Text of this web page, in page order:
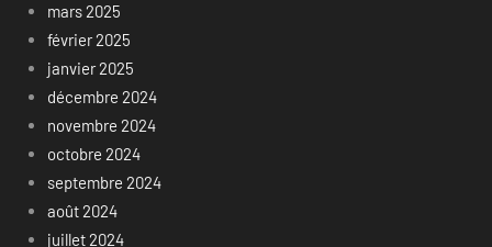
mars 2025
février 2025
janvier 2025
décembre 2024
novembre 2024
octobre 2024
septembre 2024
août 2024
juillet 2024